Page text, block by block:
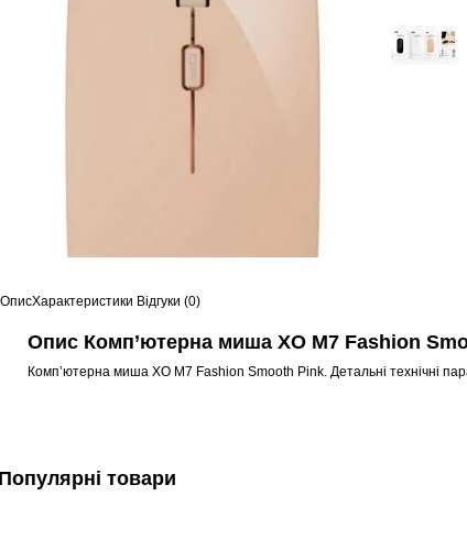
ОписХарактеристики Відгуки (0)
Опис Комп’ютерна миша XO M7 Fashion
Комп’ютерна миша XO M7 Fashion Smooth Pink. Детальні технічні
товари